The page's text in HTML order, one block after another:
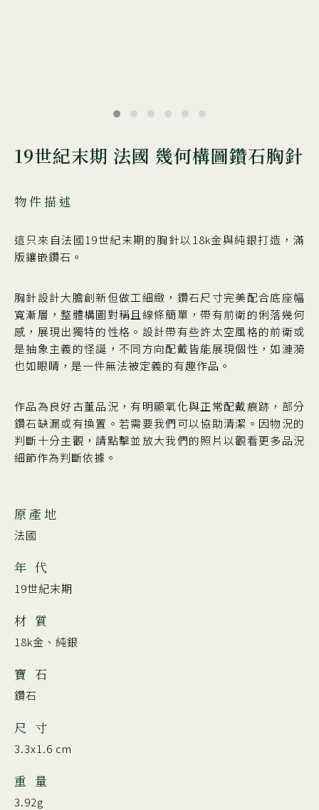
19世紀末期 法國 幾何構圖鑽石胸針
物件描述
這只來自法國19世紀末期的胸針以18k金與純銀打造，滿
版鑲嵌鑽石。
胸針設計大膽創新但做工細緻，鑽石尺寸完美配合底座幅
寬漸層，整體構圖對稱且線條簡單，帶有前衛的俐落幾何
感，展現出獨特的性格。設計帶有些許太空風格的前衛或
是抽象主義的怪誕，不同方向配戴皆能展現個性，如漣漪
也如眼睛，是一件無法被定義的有趣作品。
作品為良好古董品況，有明顯氧化與正常配戴痕跡，部分
鑽石缺漏或有換置。若需要我們可以協助清潔。因物況的
判斷十分主觀，請點擊並放大我們的照片以觀看更多品況
細節作為判斷依據。
原產地
法國
年 代
19世紀末期
材 質
18k金、純銀
寶 石
鑽石
尺 寸
3.3x1.6 cm
重 量
3.92g